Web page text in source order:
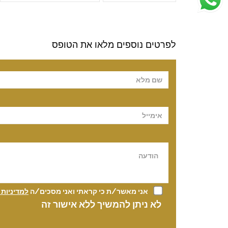
לפרטים נוספים מלאו את הטופס
אני מאשר/ת כי קראתי ואני מסכים/ה
לא ניתן להמשיך ללא אישור זה